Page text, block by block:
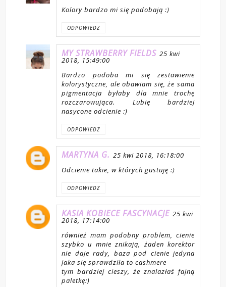
Kolory bardzo mi się podobają :)
ODPOWIEDZ
MY STRAWBERRY FIELDS 25 kwi
2018, 15:49:00
Bardzo podoba mi się zestawienie
kolorystyczne, ale obawiam się, że sama
pigmentacja byłaby dla mnie trochę
rozczarowująca. Lubię bardziej
nasycone odcienie :)
ODPOWIEDZ
MARTYNA G. 25 kwi 2018, 16:18:00
Odcienie takie, w których gustuję :)
ODPOWIEDZ
KASIA KOBIECE FASCYNACJE 25 kwi
2018, 17:14:00
również mam podobny problem, cienie
szybko u mnie znikają, żaden korektor
nie daje rady, baza pod cienie jedyna
jaka się sprawdziła to cashmere
tym bardziej cieszy, że znalazłaś fajną
paletkę:)